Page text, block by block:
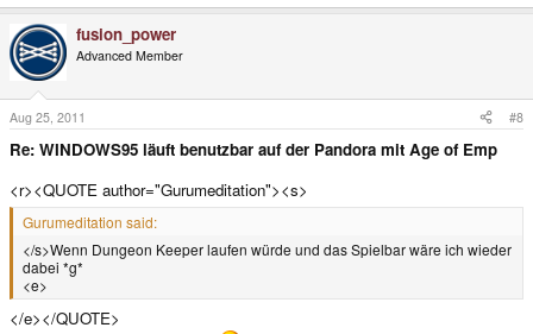
fusion_power
Advanced Member
Aug 25, 2011 #8
Re: WINDOWS95 läuft benutzbar auf der Pandora mit Age of Emp
<r><QUOTE author="Gurumeditation"><s>
Gurumeditation said:
</s>Wenn Dungeon Keeper laufen würde und das Spielbar wäre ich wieder
dabei *g*
<e>
</e></QUOTE>